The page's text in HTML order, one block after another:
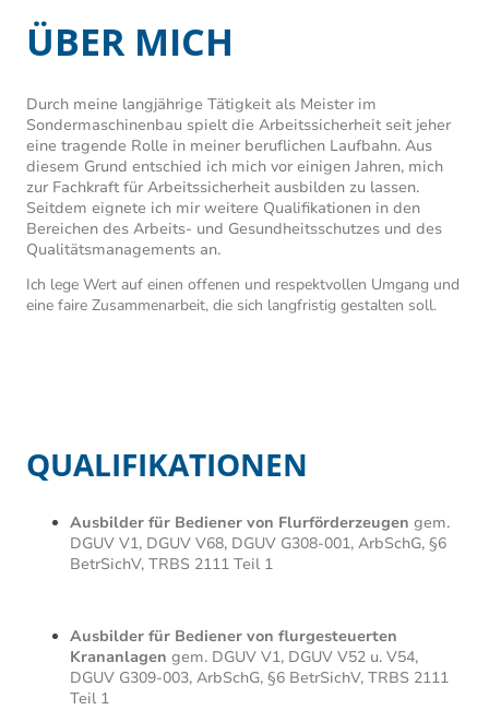
ÜBER MICH
Durch meine langjährige Tätigkeit als Meister im
Sondermaschinenbau spielt die Arbeitssicherheit seit jeher
eine tragende Rolle in meiner beruflichen Laufbahn. Aus
diesem Grund entschied ich mich vor einigen Jahren, mich
zur Fachkraft für Arbeitssicherheit ausbilden zu lassen.
Seitdem eignete ich mir weitere Qualifikationen in den
Bereichen des Arbeits- und Gesundheitsschutzes und des
Qualitätsmanagements an.
Ich lege Wert auf einen offenen und respektvollen Umgang und
eine faire Zusammenarbeit, die sich langfristig gestalten soll.
QUALIFIKATIONEN
Ausbilder für Bediener von Flurförderzeugen gem.
DGUV V1, DGUV V68, DGUV G308-001, ArbSchG, §6
BetrSichV, TRBS 2111 Teil 1
Ausbilder für Bediener von flurgesteuerten
Krananlagen gem. DGUV V1, DGUV V52 u. V54,
DGUV G309-003, ArbSchG, §6 BetrSichV, TRBS 2111
Teil 1